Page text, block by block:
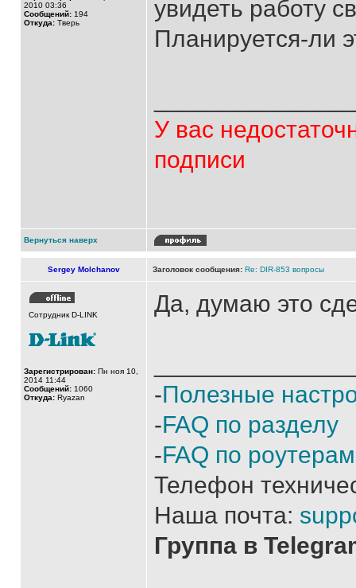
2010 03:36
Сообщений: 194
Откуда: Тверь
увидеть работу
Планируется-ли
У вас
подписи
Вернуться наверх
Sergey Molchanov Заголовок сообщения: Re: DIR-853 вопросы
Сотрудник D-LINK
Зарегистрирован: Пн ноя 10,
2014 11:44
Сообщений: 1060
Откуда: Ryazan
Да, думаю это
-Полезные
-FAQ по разделу
-FAQ по
Телефон
Наша почта:
Группа в